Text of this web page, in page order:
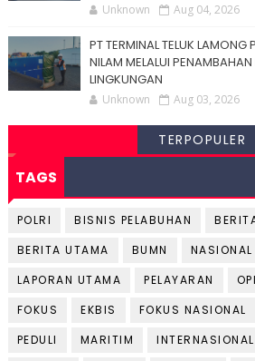
Unknown Aug 04, 2026
PT TERMINAL TELUK LAMONG
NILAM MELALUI
LINGKUNGAN
Unknown Aug 03, 2026
TERPOPULER
TAGS
POLRI BISNIS PELABUHAN
BERITA UTAMA
BUMN NASIONAL
LAPORAN UTAMA
PELAYARAN
FOKUS
EKBIS FOKUS NASIONAL
PEDULI
MARITIM INTERNASIONAL